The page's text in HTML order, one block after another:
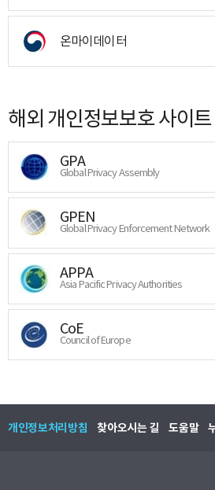
온마이데이터
해외 개인정보보호 사이트
GPA
Global Privacy Assembly
GPEN
Global Privacy Enforcement Network
APPA
Asia Pacific Privacy Authorities
CoE
Council of Europe
개인정보처리방침 찾아오시는 길 도움말